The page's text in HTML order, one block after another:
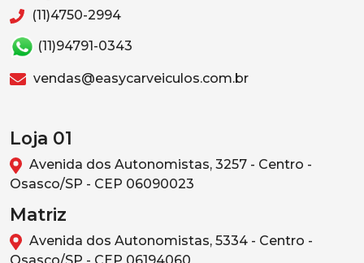
(11)4750-2994
(11)94791-0343
vendas@easycarveiculos.com.br
Loja 01
Avenida dos Autonomistas, 3257 - Centro -
Osasco/SP - CEP 06090023
Matriz
Avenida dos Autonomistas, 5334 - Centro -